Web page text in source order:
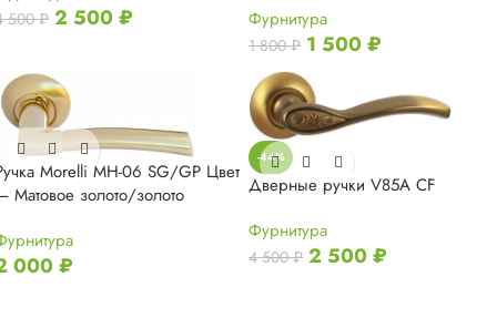
500₽ 2 500₽ Фурнитура
1 800₽ 1 500₽
Morelli MH-06 SG/GP Цвет
Матовое золото/золото
000₽
-44%
Дверные ручки V85A CF
Фурнитура
4 500₽ 2 500₽